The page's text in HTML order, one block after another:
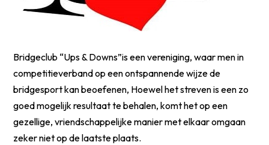
Bridgeclub “Ups & Downs”is een vereniging, waar men in
competitieverband op een ontspannende wijze de
bridgesport kan beoefenen, Hoewel het streven is een zo
goed mogelijk resultaat te behalen, komt het op een
gezellige, vriendschappelijke manier met elkaar omgaan
zeker niet op de laatste plaats.